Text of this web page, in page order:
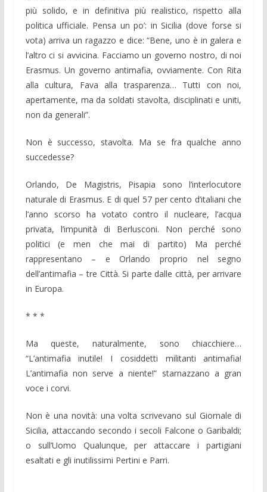
più solido, e in definitiva più realistico, rispetto alla
politica ufficiale. Pensa un po’: in Sicilia (dove forse si
vota) arriva un ragazzo e dice: “Bene, uno è in galera e
l’altro ci si avvicina. Facciamo un governo nostro, di noi
Erasmus. Un governo antimafia, ovviamente. Con Rita
alla cultura, Fava alla trasparenza… Tutti con noi,
apertamente, ma da soldati stavolta, disciplinati e uniti,
non da generali”.
Non è successo, stavolta. Ma se fra qualche anno
succedesse?
Orlando, De Magistris, Pisapia sono l’interlocutore
naturale di Erasmus. E di quel 57 per cento d’italiani che
l’anno scorso ha votato contro il nucleare, l’acqua
privata, l’impunità di Berlusconi. Non perché sono
politici (e men che mai di partito) Ma perché
rappresentano – e Orlando proprio nel segno
dell’antimafia – tre Città. Si parte dalle città, per arrivare
in Europa.
* * *
Ma queste, naturalmente, sono chiacchiere…
“L’antimafia inutile! I cosiddetti militanti antimafia!
L’antimafia non serve a niente!” starnazzano a gran
voce i corvi.
Non è una novità: una volta scrivevano sul Giornale di
Sicilia, attaccando secondo i secoli Falcone o Garibaldi;
o sull’Uomo Qualunque, per attaccare i partigiani
esaltati e gli inutilissimi Pertini e Parri.